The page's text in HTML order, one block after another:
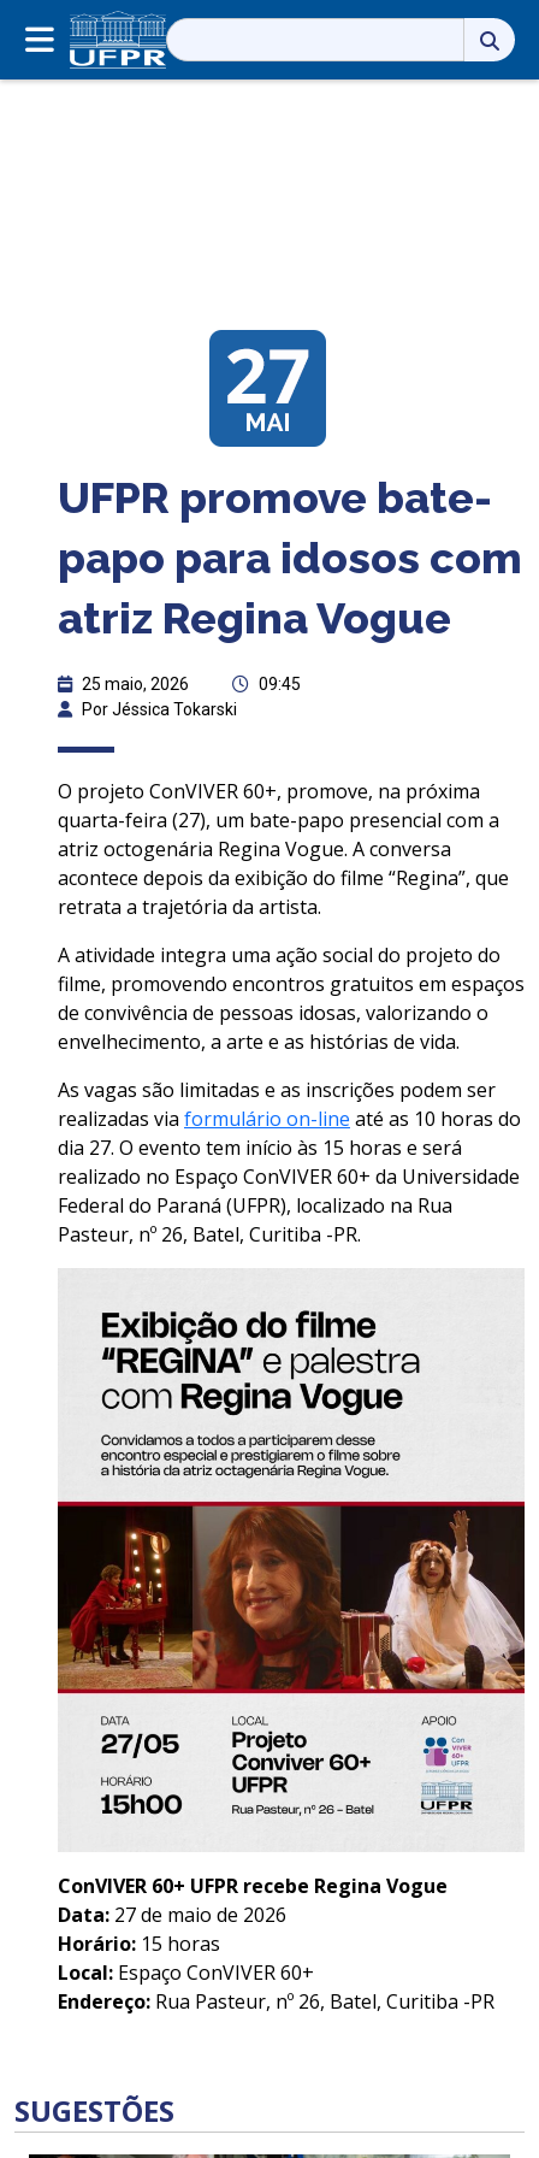
Pesquisar
por:
UFPR promove bate-
papo para idosos com
atriz Regina Vogue
25 maio, 2026
09:45
Por Jéssica Tokarski
O projeto ConVIVER 60+, promove, na próxima
quarta-feira (27), um bate-papo presencial com a
atriz octogenária Regina Vogue. A conversa
acontece depois da exibição do filme “Regina”, que
retrata a trajetória da artista.
A atividade integra uma ação social do projeto do
filme, promovendo encontros gratuitos em espaços
de convivência de pessoas idosas, valorizando o
envelhecimento, a arte e as histórias de vida.
As vagas são limitadas e as inscrições podem ser
realizadas via formulário on-line até as 10 horas do
dia 27. O evento tem início às 15 horas e será
realizado no Espaço ConVIVER 60+ da Universidade
Federal do Paraná (UFPR), localizado na Rua
Pasteur, nº 26, Batel, Curitiba -PR.
ConVIVER 60+ UFPR recebe Regina Vogue
Data: 27 de maio de 2026
Horário: 15 horas
Local: Espaço ConVIVER 60+
Endereço: Rua Pasteur, nº 26, Batel, Curitiba -PR
SUGESTÕES